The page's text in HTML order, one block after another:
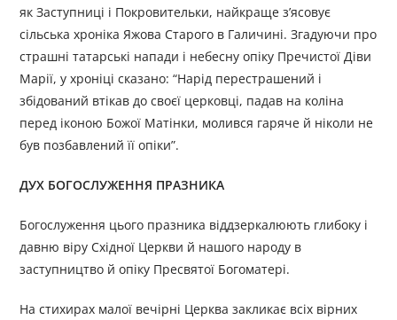
як Заступниці і Покровительки, найкраще з’ясовує
сільська хроніка Яжова Старого в Галичині. Згадуючи про
страшні татарські напади і небесну опіку Пречистої Діви
Марії, у хроніці сказано: “Нарід перестрашений і
збідований втікав до своєї церковці, падав на коліна
перед іконою Божої Матінки, молився гаряче й ніколи не
був позбавлений її опіки”.
ДУХ БОГОСЛУЖЕННЯ ПРАЗНИКА
Богослуження цього празника віддзеркалюють глибоку і
давню віру Східної Церкви й нашого народу в
заступництво й опіку Пресвятої Богоматері.
На стихирах малої вечірні Церква закликає всіх вірних